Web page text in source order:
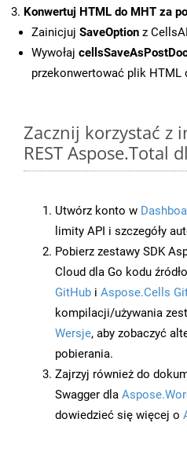
Konwertuj HTML do MHT za
Zainicjuj SaveOption z
Wywołaj
przekonwertować plik HTML
Zacznij korzystać z
REST Aspose.Total
Utwórz konto w
limity API i szczegóły
Pobierz zestawy SDK
Cloud dla Go kodu
GitHub i Aspose.Cells
kompilacji/używania
Wersje, aby zobaczyć
pobierania.
Zajrzyj również do
Swagger dla
dowiedzieć się więcej o